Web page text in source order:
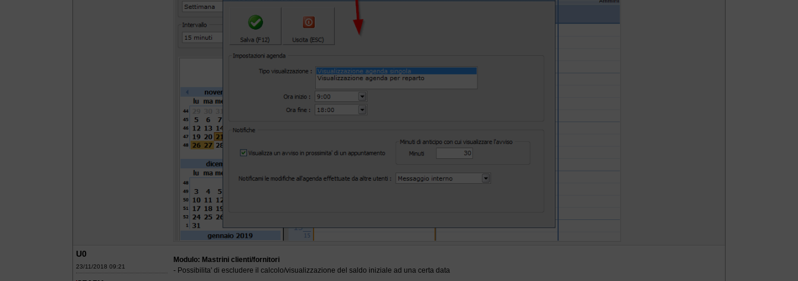
U0
23/11/2018 09:21
Modulo: Mastrini clienti/fornitori
- Possibilita' di escludere il calcolo/visualizzazione del saldo iniziale ad una certa data